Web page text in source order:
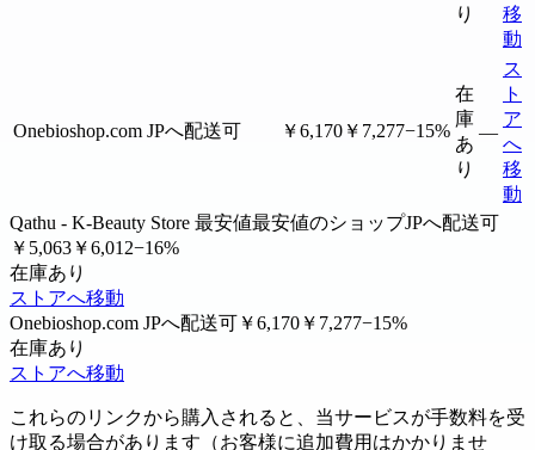
り
移
動
Onebioshop.com JPへ配送可 ￥6,170 ￥7,277−15%
在
庫
あ
り
—
ス
ト
ア
へ
移
動
Qathu - K-Beauty Store 最安値最安値のショップJPへ配送可
￥5,063 ￥6,012−16%
在庫あり
ストアへ移動
Onebioshop.com JPへ配送可 ￥6,170 ￥7,277−15%
在庫あり
ストアへ移動
これらのリンクから購入されると、当サービスが手数料を受
け取る場合があります（お客様に追加費用はかかりませ